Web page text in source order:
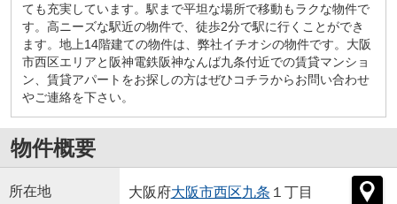
ても充実しています。駅まで平坦な場所で移動もラクな物件で
す。高ニーズな駅近の物件で、徒歩2分で駅に行くことができ
ます。地上14階建ての物件は、弊社イチオシの物件です。大阪
市西区エリアと阪神電鉄阪神なんば九条付近での賃貸マンショ
ン、賃貸アパートをお探しの方はぜひコチラからお問い合わせ
やご連絡を下さい。
物件概要
所在地 大阪府大阪市西区九条 １丁目